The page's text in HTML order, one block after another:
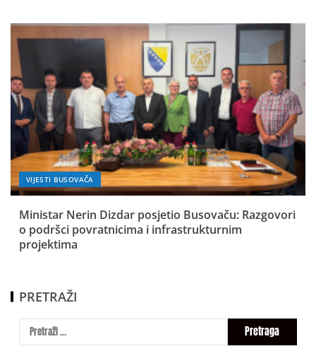
VIJESTI BUSOVAČA
Ministar Nerin Dizdar posjetio Busovaču: Razgovori
o podršci povratnicima i infrastrukturnim
projektima
PRETRAŽI